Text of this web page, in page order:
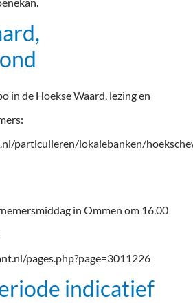
in de Hoekse Waard, lezing en
particulieren/lokalebanken/
in Ommen om 16.00
pages.php?page=3011226
indicatief